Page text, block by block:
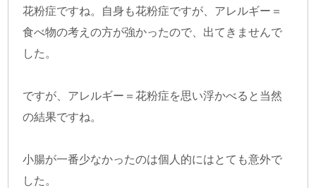
花粉症ですね。自身も花粉症ですが、アレルギー＝
食べ物の考えの方が強かったので、出てきませんで
した。
ですが、アレルギー＝花粉症を思い浮かべると当然
の結果ですね。
小腸が一番少なかったのは個人的にはとても意外で
した。